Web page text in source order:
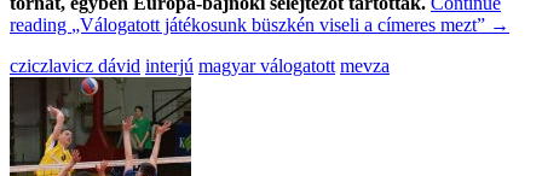
reading „Válogatott játékosunk büszkén viseli a címeres mezt” →
cziczlavicz dávid interjú magyar válogatott mevza